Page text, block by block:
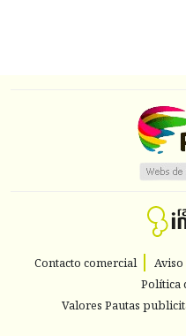
Contacto comercial
Política
Valores Pautas